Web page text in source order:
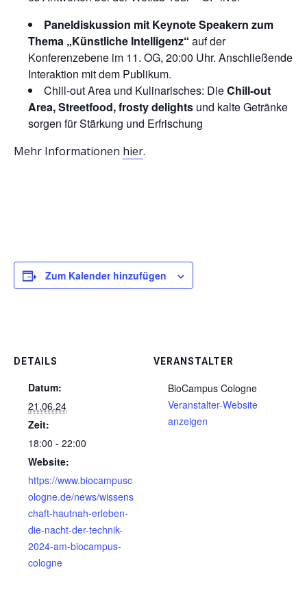
Paneldiskussion mit Keynote Speakern zum
Thema „Künstliche Intelligenz“ auf der
Konferenzebene im 11. OG, 20:00 Uhr. Anschließende
Interaktion mit dem Publikum.
Chill-out Area und Kulinarisches: DieChill-out
Area, Streetfood, frosty delights und kalte Getränke
sorgen für Stärkung und Erfrischung
Mehr Informationen hier.
Zum Kalender hinzufügen
DETAILS
Datum:
21.06.24
Zeit:
18:00 - 22:00
Website:
https://www.biocampusc
ologne.de/news/wissens
chaft-hautnah-erleben-
die-nacht-der-technik-
2024-am-biocampus-
cologne
VERANSTALTER
BioCampus Cologne
Veranstalter-Website
anzeigen